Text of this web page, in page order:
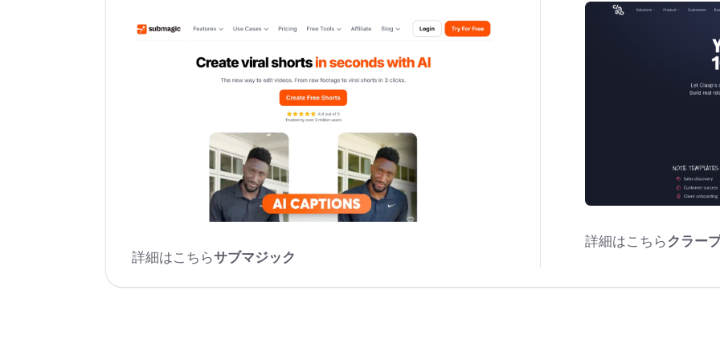
詳細はこちらサブマジック
詳細はこちらクラー